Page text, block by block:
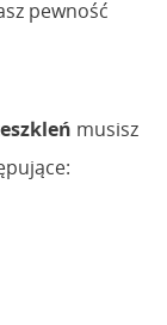
pewność
musisz